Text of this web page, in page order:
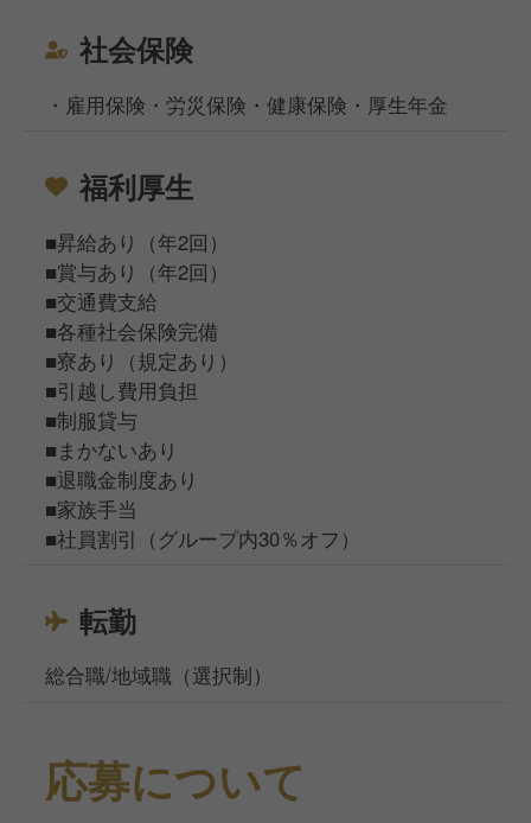
社会保険
・雇用保険・労災保険・健康保険・厚生年金
福利厚生
■昇給あり（年2回）
■賞与あり（年2回）
■交通費支給
■各種社会保険完備
■寮あり（規定あり）
■引越し費用負担
■制服貸与
■まかないあり
■退職金制度あり
■家族手当
■社員割引（グループ内30％オフ）
転勤
総合職/地域職（選択制）
応募について